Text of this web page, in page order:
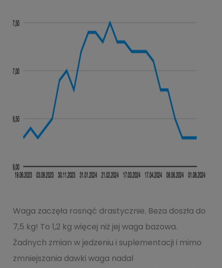
Waga zaczęła rosnąć drastycznie. Beza doszła do
7,5 kg! To 1,2 kg więcej niż jej waga bazowa.
Żadnych zmian w jedzeniu i suplementacji i mimo
zmniejszania dawki waga nadal